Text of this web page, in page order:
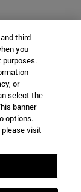
third-
you
purposes.
or
select the
banner
options.
please visit